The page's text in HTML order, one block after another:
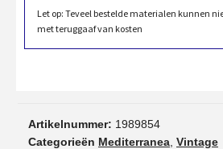
Let op: Teveel bestelde materialen kunnen
met teruggaaf van kosten
Artikelnummer: 1989854
Categorieën Mediterranea Vintage